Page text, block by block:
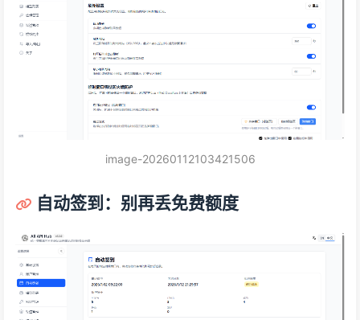
image-20260112103421506
自动签到：别再丢免费额度